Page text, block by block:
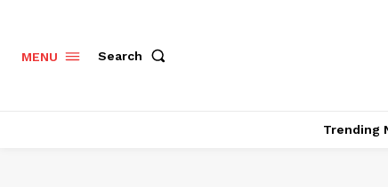
MENU Search
Trending